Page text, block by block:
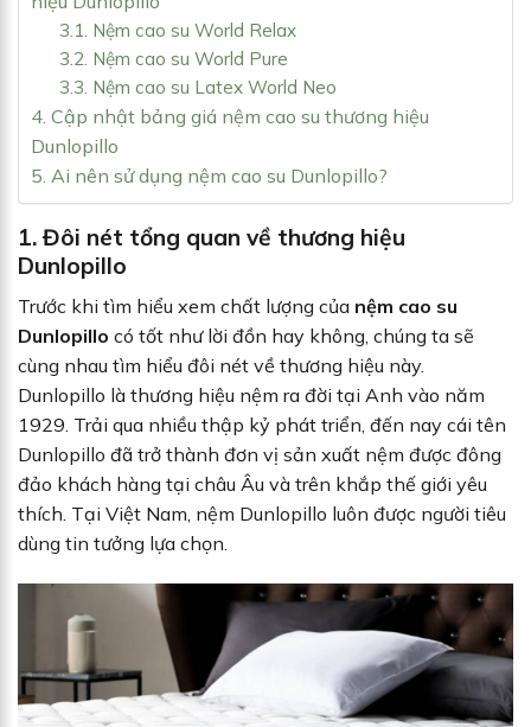
3.1. Nệm cao su World Relax
3.2. Nệm cao su World Pure
3.3. Nệm cao su Latex World Neo
4. Cập nhật bảng giá nệm cao su thương hiệu
Dunlopillo
5. Ai nên sử dụng nệm cao su Dunlopillo?
1. Đôi nét tổng quan về thương hiệu
Dunlopillo
Trước khi tìm hiểu xem chất lượng của nệm cao su
Dunlopillo có tốt như lời đồn hay không, chúng ta sẽ
cùng nhau tìm hiểu đôi nét về thương hiệu này.
Dunlopillo là thương hiệu nệm ra đời tại Anh vào năm
1929. Trải qua nhiều thập kỷ phát triển, đến nay cái tên
Dunlopillo đã trở thành đơn vị sản xuất nệm được đông
đảo khách hàng tại châu Âu và trên khắp thế giới yêu
thích. Tại Việt Nam, nệm Dunlopillo luôn được người tiêu
dùng tin tưởng lựa chọn.